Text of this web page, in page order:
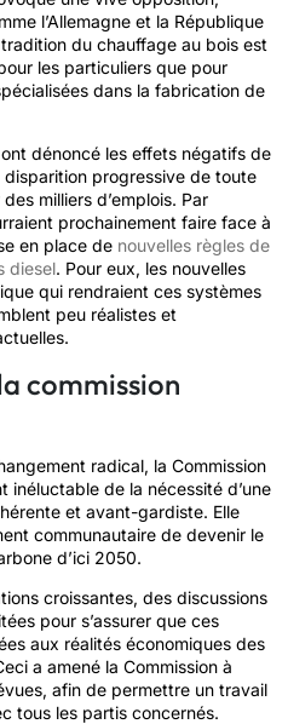
l’Allemagne et la République
du chauffage au bois est
les particuliers que pour
dans la fabrication de
dénoncé les effets négatifs de
progressive de toute
milliers d’emplois. Par
prochainement faire face à
en place de nouvelles règles de
diesel. Pour eux, les nouvelles
qui rendraient ces systèmes
peu réalistes et
commission
radical, la Commission
inéluctable de la nécessité d’une
et avant-gardiste. Elle
communautaire de devenir le
d’ici 2050.
croissantes, des discussions
pour s’assurer que ces
aux réalités économiques des
a amené la Commission à
afin de permettre un travail
tous les partis concernés.